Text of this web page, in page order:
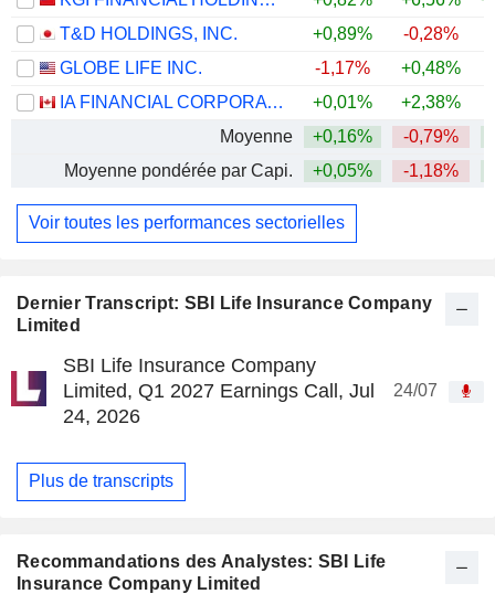
Dernier Transcript: SBI Life Insurance Company
Limited
SBI Life Insurance Company
Limited, Q1 2027 Earnings Call, Jul
24, 2026
24/07
Plus de transcripts
Recommandations des Analystes: SBI Life
Insurance Company Limited
T&D HOLDINGS, INC.
+0,89% -0,28%
GLOBE LIFE INC.
-1,17% +0,48%
IA FINANCIAL CORPORATION INC.
+0,01% +2,38%
Moyenne
+0,16% -0,79%
Moyenne pondérée par Capi.
+0,05% -1,18%
Voir toutes les performances sectorielles